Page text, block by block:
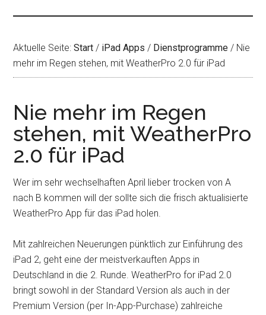
Aktuelle Seite:Start / iPad Apps / Dienstprogramme / Nie
mehr im Regen stehen, mit WeatherPro 2.0 für iPad
Nie mehr im Regen
stehen, mit WeatherPro
2.0 für iPad
Wer im sehr wechselhaften April lieber trocken von A
nach B kommen will der sollte sich die frisch aktualisierte
WeatherPro App für das iPad holen.
Mit zahlreichen Neuerungen pünktlich zur Einführung des
iPad 2, geht eine der meistverkauften Apps in
Deutschland in die 2. Runde. WeatherPro for iPad 2.0
bringt sowohl in der Standard Version als auch in der
Premium Version (per In-App-Purchase) zahlreiche